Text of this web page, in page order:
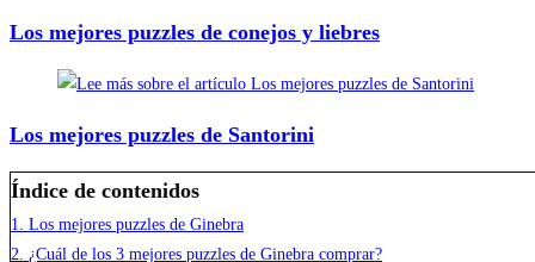
Los mejores puzzles de conejos y liebres
Los mejores puzzles de Santorini
Índice de contenidos
1.
Los mejores puzzles de Ginebra
2.
¿Cuál de los 3 mejores puzzles de Ginebra comprar?